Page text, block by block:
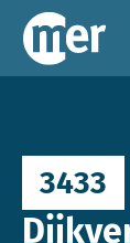
Commissie
3433